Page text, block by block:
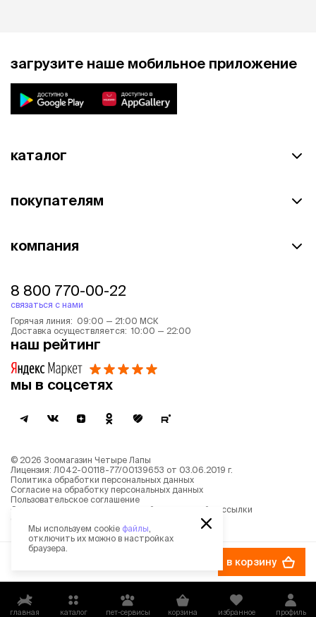
главная каталог пет-сервисы корзина избранное профиль
в корзину
загрузите наше мобильное приложение
каталог
покупателям
компания
8 800 770-00-22
связаться с нами
Горячая линия: 09:00 — 21:00 МСК
Доставка осуществляется: 10:00 — 22:00
наш рейтинг
мы в соцсетях
© 2026 Зоомагазин Четыре Лапы
Лицензия: Л042-00118-77/00139653 от 03.06.2019 г.
Политика обработки персональных данных
Согласие на обработку персональных данных
Пользовательское соглашение
Согласие на получение новостной и рекламной рассылки
Описание рекомендательных алгоритмов
Мы используем cookie файлы
отключить их можно в настройках
браузера.